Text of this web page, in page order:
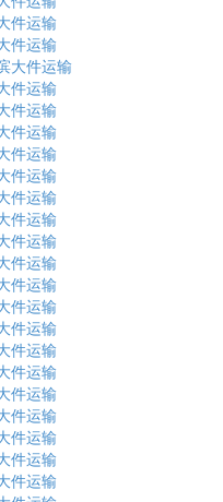
件运输
件运输
大件运输
件运输
件运输
件运输
件运输
件运输
件运输
件运输
件运输
件运输
件运输
件运输
件运输
件运输
件运输
件运输
件运输
件运输
件运输
件运输